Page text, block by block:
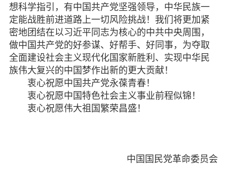
想科学指引，有中国共产党坚强领导，中华民族一
定能战胜前进道路上一切风险挑战！我们将更加紧
密地团结在以习近平同志为核心的中共中央周围，
做中国共产党的好参谋、好帮手、好同事，为夺取
全面建设社会主义现代化国家新胜利、实现中华民
族伟大复兴的中国梦作出新的更大贡献！
衷心祝愿中国共产党永葆青春！
衷心祝愿中国特色社会主义事业前程似锦！
衷心祝愿伟大祖国繁荣昌盛！
中国国民党革命委员会